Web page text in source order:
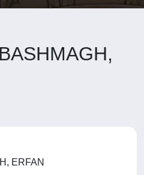
ERFAN